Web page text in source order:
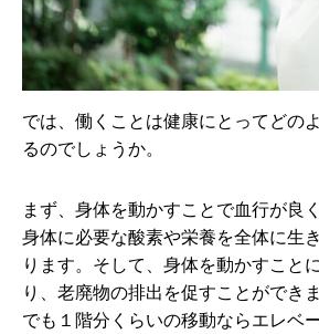
では、働くことは健康にとってどの
るのでしょうか。
まず、身体を動かすことで血行が良
身体に必要な酸素や栄養を全体に生
ります。そして、身体を動かすこと
り、老廃物の排出を促すことができ
でも１階分くらいの移動ならエレベ